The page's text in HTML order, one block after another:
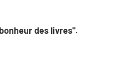
des livres".